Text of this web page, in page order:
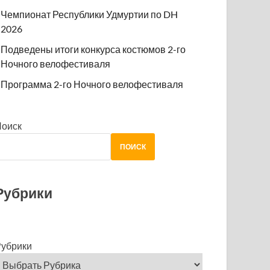
Чемпионат Республики Удмуртии по DH
2026
Подведены итоги конкурса костюмов 2-го
Ночного велофестиваля
Программа 2-го Ночного велофестиваля
ПОИСК